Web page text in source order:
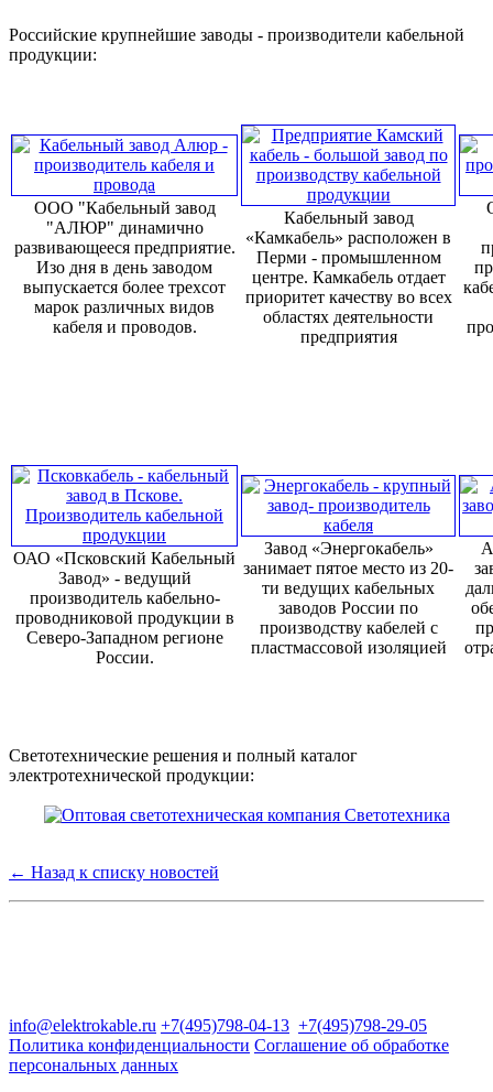
Российские крупнейшие заводы - производители кабельной
продукции:
ООО "Кабельный завод
"АЛЮР" динамично
развивающееся предприятие.
Изо дня в день заводом
выпускается более трехсот
марок различных видов
кабеля и проводов.
Кабельный завод
«Камкабель» расположен в
Перми - промышленном
центре. Камкабель отдает
приоритет качеству во всех
областях деятельности
предприятия
ОАО «Псковский Кабельный
Завод» - ведущий
производитель кабельно-
проводниковой продукции в
Северо-Западном регионе
России.
Завод «Энергокабель»
занимает пятое место из 20-
ти ведущих кабельных
заводов России по
производству кабелей с
пластмассовой изоляцией
Светотехнические решения и полный каталог
электротехнической продукции:
← Назад к списку новостей
info@elektrokable.ru +7(495)798-04-13 +7(495)798-29-05
Политика конфиденциальности Соглашение об обработке
персональных данных